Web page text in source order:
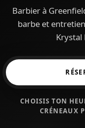
Barbier à
barbe et
Krystal
CHOISIS TON
CRÉNEAUX